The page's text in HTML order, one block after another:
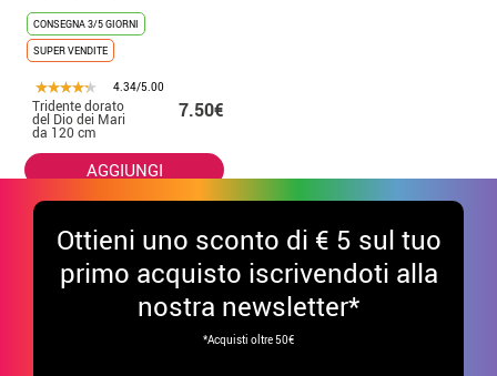
CONSEGNA 3/5 GIORNI
SUPER VENDITE
4.34/5.00
Tridente dorato
del Dio dei Mari
da 120 cm
7.50€
AGGIUNGI
Ottieni uno sconto di € 5 sul tuo
primo acquisto iscrivendoti alla
nostra newsletter*
*Acquisti oltre 50€